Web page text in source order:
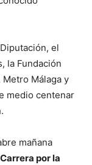
el
la Fundación
Málaga y
medio centenar
mañana
por la